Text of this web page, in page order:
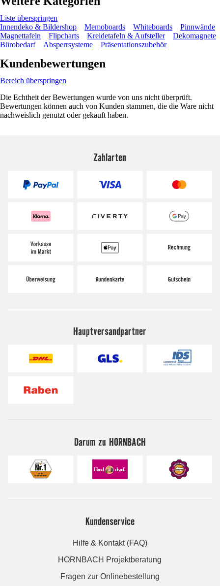
Liste überspringen
Innendeko & Bildershop
Memoboards Whiteboards
Pinnwände
Magnettafeln
Flipcharts Kreidetafeln & Aufsteller
Dekomagnete
Bürobedarf
Absperrsysteme Präsentationszubehör
Kundenbewertungen
Bereich überspringen
Die Echtheit der Bewertungen wurde von uns nicht überprüft.
Bewertungen können auch von Kunden stammen, die die Ware nicht
nachweislich genutzt oder gekauft haben.
Zahlarten
Hauptversandpartner
Darum zu HORNBACH
Kundenservice
Hilfe & Kontakt (FAQ)
HORNBACH Projektberatung
Fragen zur Onlinebestellung